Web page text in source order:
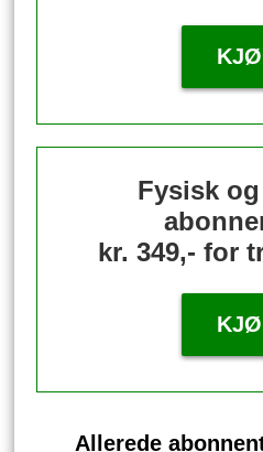
Fysisk
kr. 349,- for
Allerede